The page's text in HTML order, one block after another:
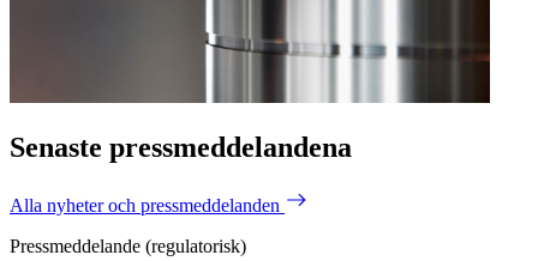
Senaste pressmeddelandena
Alla nyheter och pressmeddelanden
Pressmeddelande (regulatorisk)